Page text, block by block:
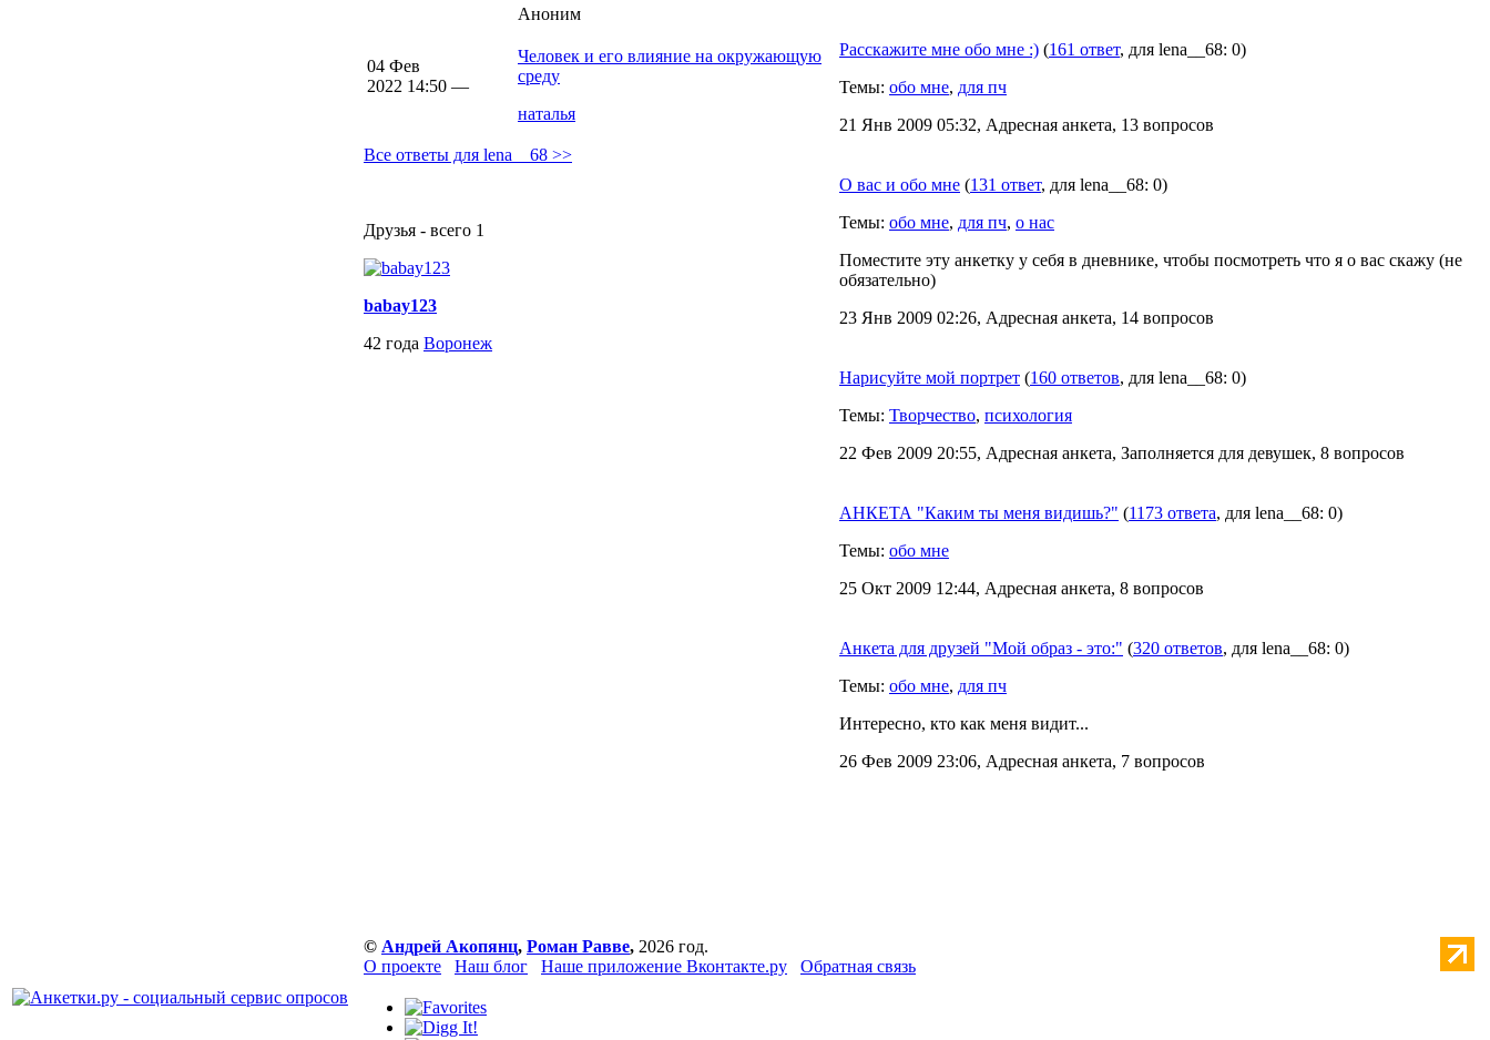
Аноним
04 Фев
2022 14:50 —
Человек и его влияние на окружающую
среду
наталья
Все ответы для lena__68 >>
Друзья - всего 1
babay123
42 года Воронеж
Расскажите мне обо мне :) (161 ответ, для lena__68: 0)
Темы: обо мне, для пч
21 Янв 2009 05:32, Адресная анкета, 13 вопросов
О вас и обо мне (131 ответ, для lena__68: 0)
Темы: обо мне, для пч, о нас
Поместите эту анкетку у себя в дневнике, чтобы посмотреть что я о вас скажу (не
обязательно)
23 Янв 2009 02:26, Адресная анкета, 14 вопросов
Нарисуйте мой портрет (160 ответов, для lena__68: 0)
Темы: Творчество, психология
22 Фев 2009 20:55, Адресная анкета, Заполняется для девушек, 8 вопросов
АНКЕТА "Каким ты меня видишь?" (1173 ответа, для lena__68: 0)
Темы: обо мне
25 Окт 2009 12:44, Адресная анкета, 8 вопросов
Анкета для друзей "Мой образ - это:" (320 ответов, для lena__68: 0)
Темы: обо мне, для пч
Интересно, кто как меня видит...
26 Фев 2009 23:06, Адресная анкета, 7 вопросов
© Андрей Акопянц, Роман Равве, 2026 год.
О проекте
Наш блог Наше приложение Вконтакте.ру Обратная связь